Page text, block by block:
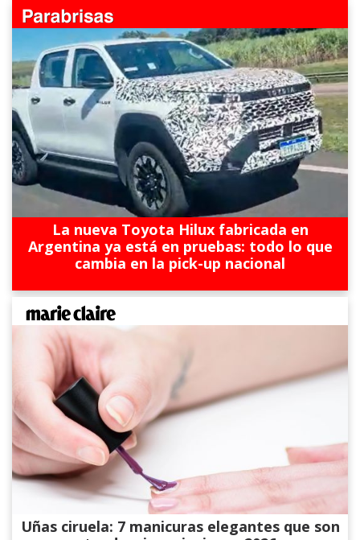
La nueva Toyota Hilux fabricada en
Argentina ya está en pruebas: todo lo que
cambia en la pick-up nacional
Uñas ciruela: 7 manicuras elegantes que son